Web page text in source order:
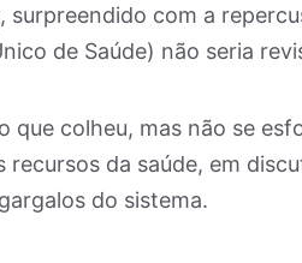
com a
de Saúde) não seria
que colheu, mas não se
da saúde, em
do sistema.